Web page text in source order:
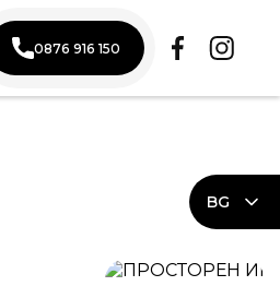
0876 916 150
BG